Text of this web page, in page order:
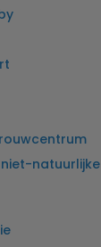
natuurlijke